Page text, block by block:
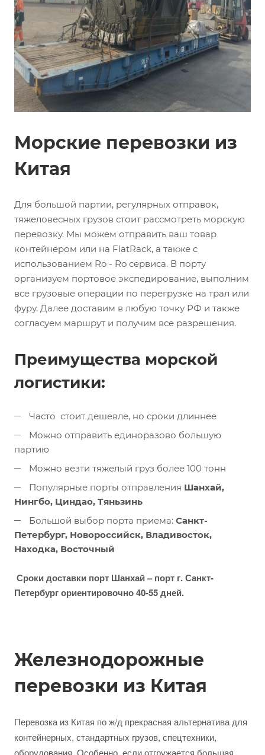
Морские перевозки из
Китая
Для большой партии, регулярных отправок,
тяжеловесных грузов стоит рассмотреть морскую
перевозку. Мы можем отправить ваш товар
контейнером или на FlatRack, а также с
использованием Ro - Ro сервиса. В порту
организуем портовое экспедирование, выполним
все грузовые операции по перегрузке на трал или
фуру. Далее доставим в любую точку РФ и также
согласуем маршрут и получим все разрешения.
Преимущества морской
логистики:
Часто стоит дешевле, но сроки длиннее
Можно отправить единоразово большую
партию
Можно везти тяжелый груз более 100 тонн
Популярные порты отправления Шанхай,
Нингбо, Циндао, Тяньзинь
Большой выбор порта приема: Санкт-
Петербург, Новороссийск, Владивосток,
Находка, Восточный
Сроки доставки порт Шанхай – порт г. Санкт-
Петербург ориентировочно 40-55 дней.
Железнодорожные
перевозки из Китая
Перевозка из Китая по ж/д прекрасная альтернатива для
контейнерных, стандартных грузов, спецтехники,
оборудования. Особенно, если отгружается большая